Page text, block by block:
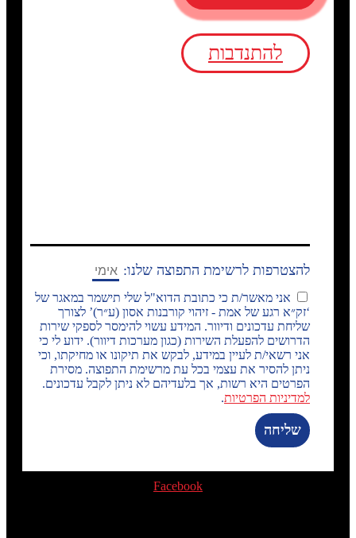
להתנדבות
להצטרפות לרשימת התפוצה שלנו:
אני מאשר/ת כי כתובת הדוא"ל שלי תישמר במאגר של
‘זק״א רגע של אמת - זיהוי קורבנות אסון (ע״ר)’ לצורך
שליחת עדכונים ודיוור. המידע עשוי להימסר לספקי שירות
הדרושים להפעלת השירות (כגון מערכות דיוור). ידוע לי כי
אני רשאי/ת לעיין במידע, לבקש את תיקונו או מחיקתו, וכי
ניתן להסיר את עצמי בכל עת מרשימת התפוצה. מסירת
הפרטים היא רשות, אך בלעדיהם לא ניתן לקבל עדכונים.
למדיניות הפרטיות.
שליחה
Facebook